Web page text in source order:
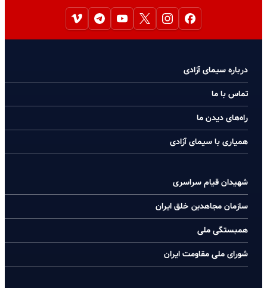
درباره سیمای آزادی
تماس با ما
راه‌های دیدن ما
همیاری با سیمای آزادی
شهیدان قیام سراسری
سازمان مجاهدین خلق ایران
همبستگی ملی
شورای ملی مقاومت ایران